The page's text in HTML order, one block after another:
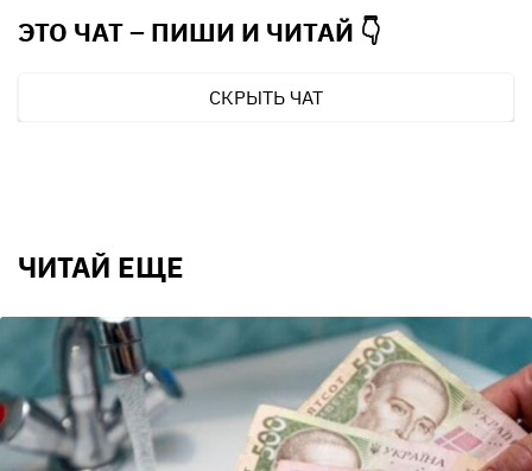
ЭТО ЧАТ – ПИШИ И ЧИТАЙ 👇
СКРЫТЬ ЧАТ
ЧИТАЙ ЕЩЕ